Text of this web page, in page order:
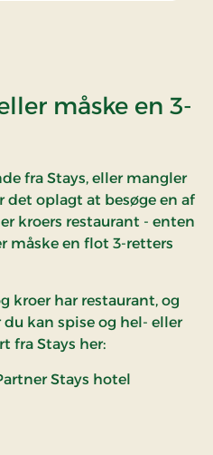
måske en 3-
fra Stays, eller mangler
det oplagt at besøge en af
kroers restaurant - enten
måske en flot 3-retters
kroer har restaurant, og
kan spise og hel- eller
fra Stays her:
Stays hotel